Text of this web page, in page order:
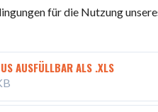
für die Nutzung
AUSFÜLLBAR ALS .XLS